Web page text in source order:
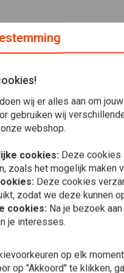
wij er alles aan om
gebruiken wij
webshop.
cookies: Deze
zoals het mogelijk maken
Deze cookies
zodat we deze kunnen
cookies: Na je bezoek
je interesses.
op elk
op "Akkoord" te klikken,